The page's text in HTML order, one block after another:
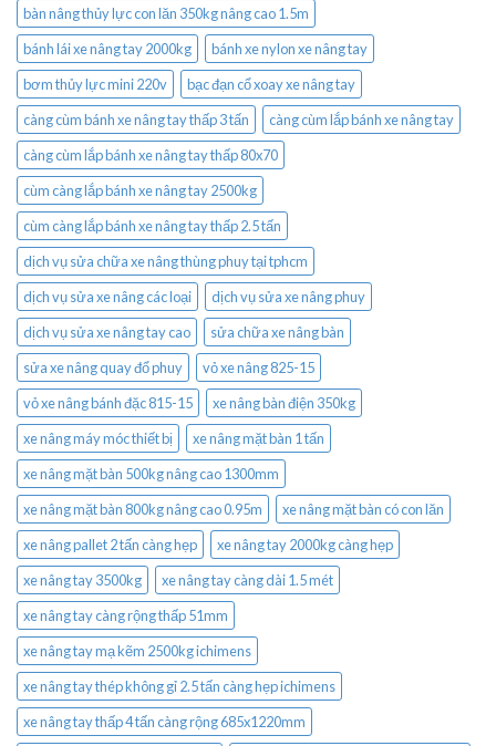
bàn nâng thủy lực con lăn 350kg nâng cao 1.5m
bánh lái xe nâng tay 2000kg
bánh xe nylon xe nâng tay
bơm thủy lực mini 220v
bạc đạn cổ xoay xe nâng tay
càng cùm bánh xe nâng tay thấp 3 tấn
càng cùm lắp bánh xe nâng tay
càng cùm lắp bánh xe nâng tay thấp 80x70
cùm càng lắp bánh xe nâng tay 2500kg
cùm càng lắp bánh xe nâng tay thấp 2.5 tấn
dịch vụ sửa chữa xe nâng thùng phuy tại tphcm
dịch vụ sửa xe nâng các loại
dịch vụ sửa xe nâng phuy
dịch vụ sửa xe nâng tay cao
sửa chữa xe nâng bàn
sửa xe nâng quay đổ phuy
vỏ xe nâng 825-15
vỏ xe nâng bánh đặc 815-15
xe nâng bàn điện 350kg
xe nâng máy móc thiết bị
xe nâng mặt bàn 1 tấn
xe nâng mặt bàn 500kg nâng cao 1300mm
xe nâng mặt bàn 800kg nâng cao 0.95m
xe nâng mặt bàn có con lăn
xe nâng pallet 2 tấn càng hẹp
xe nâng tay 2000kg càng hẹp
xe nâng tay 3500kg
xe nâng tay càng dài 1.5 mét
xe nâng tay càng rộng thấp 51mm
xe nâng tay mạ kẽm 2500kg ichimens
xe nâng tay thép không gỉ 2.5 tấn càng hẹp ichimens
xe nâng tay thấp 4 tấn càng rộng 685x1220mm